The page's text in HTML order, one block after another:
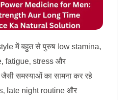
में बहुत से पुरुष low stamina,
fatigue, stress और
समस्याओं का सामना कर रहे
late night routine और